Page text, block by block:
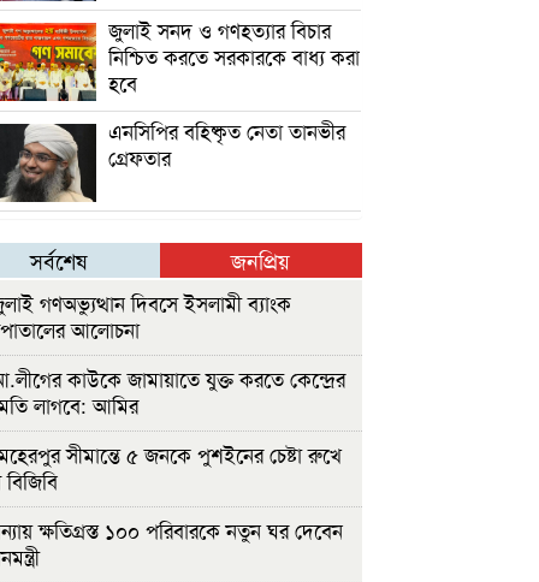
জুলাই সনদ ও গণহত্যার বিচার
নিশ্চিত করতে সরকারকে বাধ্য করা
হবে
এনসিপির বহিষ্কৃত নেতা তানভীর
গ্রেফতার
সর্বশেষ জনপ্রিয়
গণঅভ্যুত্থান দিবসে ইসলামী ব্যাংক
আলোচনা
কাউকে জামায়াতে যুক্ত করতে কেন্দ্রের
লাগবে: আমির
সীমান্তে ৫ জনকে পুশইনের চেষ্টা রুখে
ক্ষতিগ্রস্ত ১০০ পরিবারকে নতুন ঘর দেবেন